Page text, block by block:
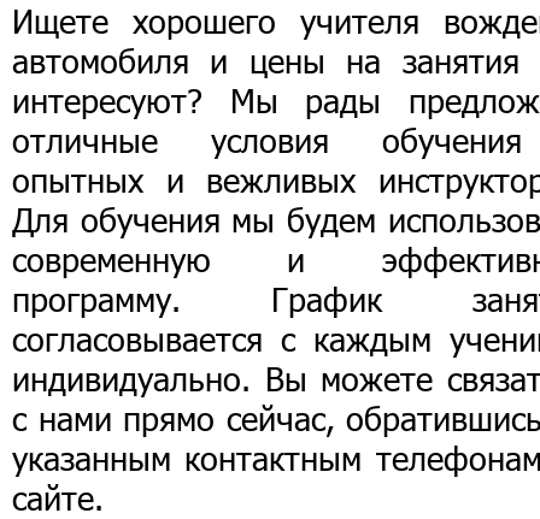
Ищете хорошего учителя
автомобиля и цены на занятия
интересуют? Мы рады
отличные условия
опытных и вежливых
Для обучения мы будем
современную и
программу. График
согласовывается с каждым
индивидуально. Вы можете
с нами прямо сейчас,
указанным контактным
сайте.